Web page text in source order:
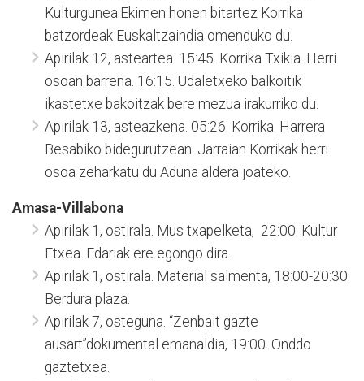
Kulturgunea.Ekimen honen bitartez Korrika
batzordeak Euskaltzaindia omenduko du.
Apirilak 12, asteartea. 15:45. Korrika Txikia. Herri
osoan barrena. 16:15. Udaletxeko balkoitik
ikastetxe bakoitzak bere mezua irakurriko du.
Apirilak 13, asteazkena. 05:26. Korrika. Harrera
Besabiko bidegurutzean. Jarraian Korrikak herri
osoa zeharkatu du Aduna aldera joateko.
Amasa-Villabona
Apirilak 1, ostirala. Mus txapelketa, 22:00. Kultur
Etxea. Edariak ere egongo dira.
Apirilak 1, ostirala. Material salmenta, 18:00-20:30.
Berdura plaza.
Apirilak 7, osteguna. “Zenbait gazte
ausart”dokumental emanaldia, 19:00. Onddo
gaztetxea.